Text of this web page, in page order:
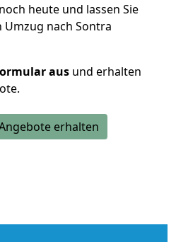
heute und lassen Sie
nach Sontra
aus und erhalten
erhalten